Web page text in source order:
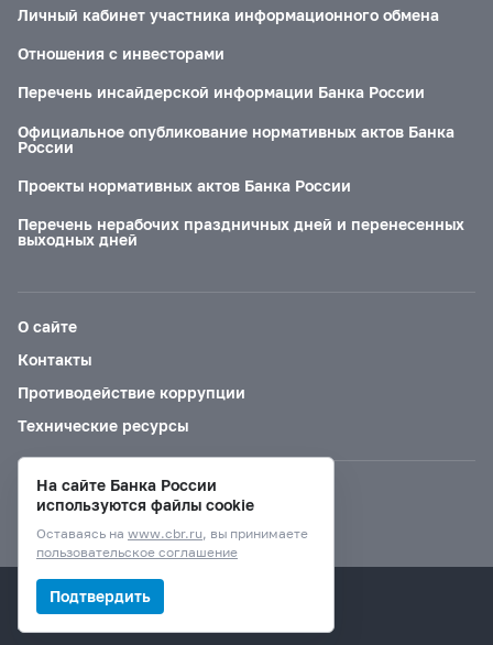
Личный кабинет участника информационного обмена
Отношения с инвесторами
Перечень инсайдерской информации Банка России
Официальное опубликование нормативных актов Банка
России
Проекты нормативных актов Банка России
Перечень нерабочих праздничных дней и перенесенных
выходных дней
О сайте
Контакты
Противодействие коррупции
Технические ресурсы
Версия для слабовидящих
© Банк России, 2000–2026.
На сайте Банка России
используются файлы cookie
Оставаясь на www.cbr.ru, вы принимаете
пользовательское соглашение
Подтвердить